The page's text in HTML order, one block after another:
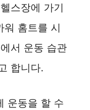
스장에 가기
워 홈트를 시
서 운동 습관
합니다.
운동을 할 수